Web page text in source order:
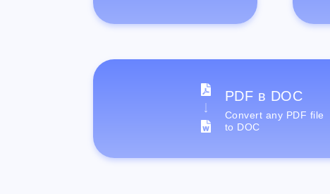
PDF в DOC
Convert any PDF file
to DOC